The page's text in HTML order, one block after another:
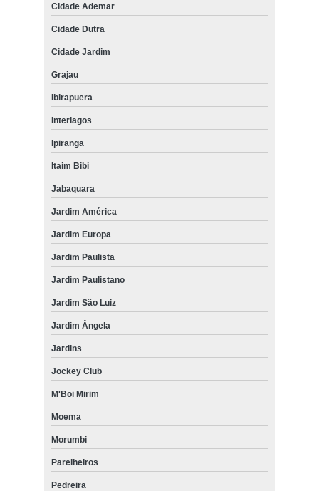
Cidade Ademar
Cidade Dutra
Cidade Jardim
Grajau
Ibirapuera
Interlagos
Ipiranga
Itaim Bibi
Jabaquara
Jardim América
Jardim Europa
Jardim Paulista
Jardim Paulistano
Jardim São Luiz
Jardim Ângela
Jardins
Jockey Club
M'Boi Mirim
Moema
Morumbi
Parelheiros
Pedreira